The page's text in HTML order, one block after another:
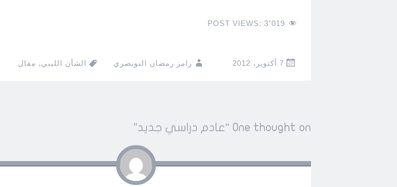
POST VIEWS: 3٬019
7 أكتوبر، 2012 رامز رمضان النويصري الشأن الليبي, مقال
Post
navigation ←
→
One thought on “ عادم دراسي جديد”